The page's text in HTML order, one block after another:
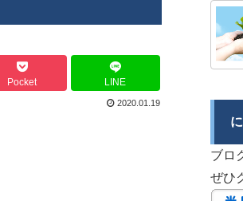
Pocket LINE
2020.01.19
ブロ
ぜひ